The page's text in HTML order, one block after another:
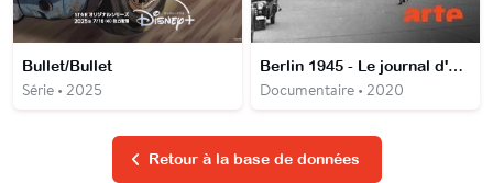
Bullet/Bullet
Série • 2025
Berlin 1945 - Le journal d'une capitale
Documentaire • 2020
Retour à la base de données